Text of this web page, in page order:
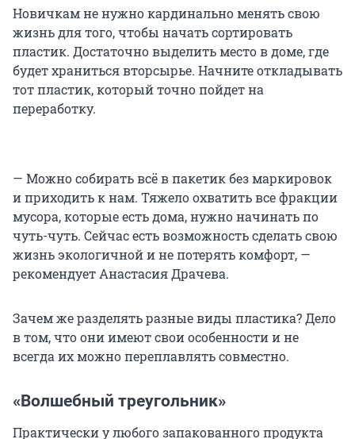
Новичкам не нужно кардинально менять свою
жизнь для того, чтобы начать сортировать
пластик. Достаточно выделить место в доме, где
будет храниться вторсырье. Начните откладывать
тот пластик, который точно пойдет на
переработку.
— Можно собирать всё в пакетик без маркировок
и приходить к нам. Тяжело охватить все фракции
мусора, которые есть дома, нужно начинать по
чуть-чуть. Сейчас есть возможность сделать свою
жизнь экологичной и не потерять комфорт, —
рекомендует Анастасия Драчева.
Зачем же разделять разные виды пластика? Дело
в том, что они имеют свои особенности и не
всегда их можно переплавлять совместно.
«Волшебный треугольник»
Практически у любого запакованного продукта